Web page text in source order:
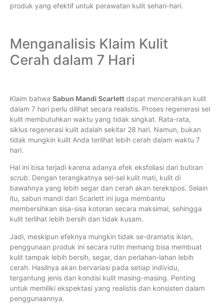
produk yang efektif untuk perawatan kulit sehari-hari.
Menganalisis Klaim Kulit
Cerah dalam 7 Hari
Klaim bahwa Sabun Mandi Scarlett dapat mencerahkan kulit
dalam 7 hari perlu dilihat secara realistis. Proses regenerasi sel
kulit membutuhkan waktu yang tidak singkat. Rata-rata,
siklus regenerasi kulit adalah sekitar 28 hari. Namun, bukan
tidak mungkin kulit Anda terlihat lebih cerah dalam waktu 7
hari.
Hal ini bisa terjadi karena adanya efek eksfoliasi dari butiran
scrub. Dengan terangkatnya sel-sel kulit mati, kulit di
bawahnya yang lebih segar dan cerah akan terekspos. Selain
itu, sabun mandi dari Scarlett ini juga membantu
membersihkan sisa-sisa kotoran secara maksimal, sehingga
kulit terlihat lebih bersih dan tidak kusam.
Jadi, meskipun efeknya mungkin tidak se-dramatis iklan,
penggunaan produk ini secara rutin memang bisa membuat
kulit tampak lebih bersih, segar, dan perlahan-lahan lebih
cerah. Hasilnya akan bervariasi pada setiap individu,
tergantung jenis dan kondisi kulit masing-masing. Penting
untuk memiliki ekspektasi yang realistis dan konsisten dalam
penggunaannya.